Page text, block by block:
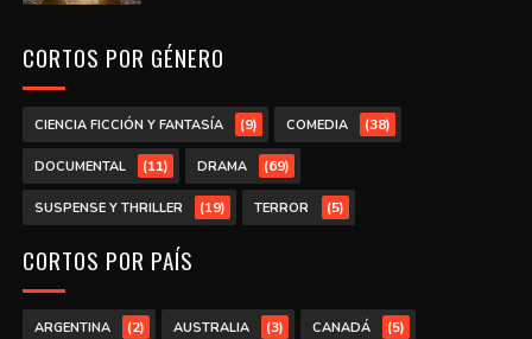
CORTOS POR GÉNERO
CIENCIA FICCIÓN Y FANTASÍA (9) COMEDIA (38)
DOCUMENTAL (11) DRAMA (69)
SUSPENSE Y THRILLER (19) TERROR (5)
CORTOS POR PAÍS
ARGENTINA (2) AUSTRALIA (3) CANADÁ (5)